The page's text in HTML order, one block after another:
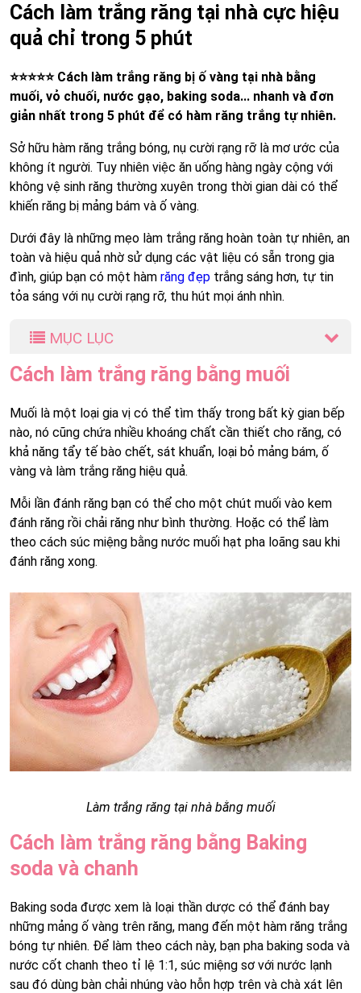
Cách làm trắng răng tại nhà cực hiệu
quả chỉ trong 5 phút
⭐⭐⭐⭐⭐ Cách làm trắng răng bị ố vàng tại nhà bằng
muối, vỏ chuối, nước gạo, baking soda... nhanh và đơn
giản nhất trong 5 phút để có hàm răng trắng tự nhiên.
Sở hữu hàm răng trắng bóng, nụ cười rạng rỡ là mơ ước của
không ít người. Tuy nhiên việc ăn uống hàng ngày cộng với
không vệ sinh răng thường xuyên trong thời gian dài có thể
khiến răng bị mảng bám và ố vàng.
Dưới đây là những mẹo làm trắng răng hoàn toàn tự nhiên, an
toàn và hiệu quả nhờ sử dụng các vật liệu có sẵn trong gia
đình, giúp bạn có một hàm răng đẹp trắng sáng hơn, tự tin
tỏa sáng với nụ cười rạng rỡ, thu hút mọi ánh nhìn.
MỤC LỤC
Cách làm trắng răng bằng muối
Muối là một loại gia vị có thể tìm thấy trong bất kỳ gian bếp
nào, nó cũng chứa nhiều khoáng chất cần thiết cho răng, có
khả năng tẩy tế bào chết, sát khuẩn, loại bỏ mảng bám, ố
vàng và làm trắng răng hiệu quả.
Mỗi lần đánh răng bạn có thể cho một chút muối vào kem
đánh răng rồi chải răng như bình thường. Hoặc có thể làm
theo cách súc miệng bằng nước muối hạt pha loãng sau khi
đánh răng xong.
Làm trắng răng tại nhà bằng muối
Cách làm trắng răng bằng Baking
soda và chanh
Baking soda được xem là loại thần dược có thể đánh bay
những mảng ố vàng trên răng, mang đến một hàm răng trắng
bóng tự nhiên. Để làm theo cách này, bạn pha baking soda và
nước cốt chanh theo tỉ lệ 1:1, súc miệng sơ với nước lạnh
sau đó dùng bàn chải nhúng vào hỗn hợp trên và chà xát lên